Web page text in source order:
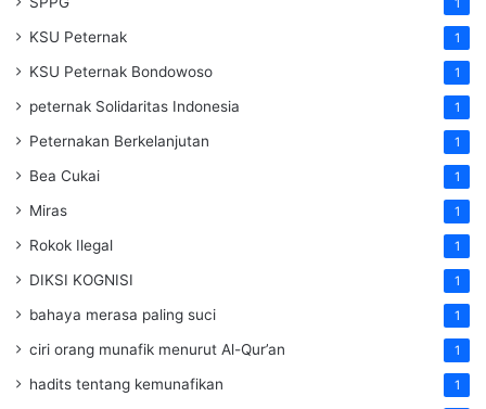
1
KSU Peternak 1
KSU Peternak Bondowoso 1
peternak Solidaritas Indonesia 1
Peternakan Berkelanjutan 1
Bea Cukai 1
Miras 1
Rokok Ilegal 1
DIKSI KOGNISI 1
bahaya merasa paling suci 1
ciri orang munafik menurut Al-Qur’an 1
hadits tentang kemunafikan 1